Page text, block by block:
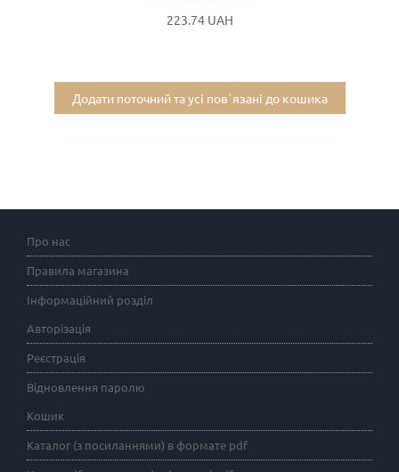
223.74 UAH
Додати поточний та усі пов`язані до кошика
Про нас
Правила магазина
Інформаційний розділ
Авторізація
Реєстрація
Відновлення паролю
Кошик
Каталог (з посиланнями) в формате pdf